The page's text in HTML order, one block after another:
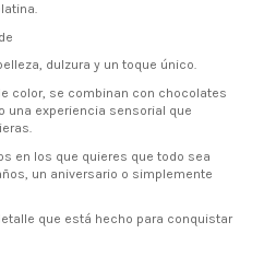
dulzura y un toque único.
color, se combinan con chocolates
una experiencia sensorial que
en los que quieres que todo sea
un aniversario o simplemente
que está hecho para conquistar